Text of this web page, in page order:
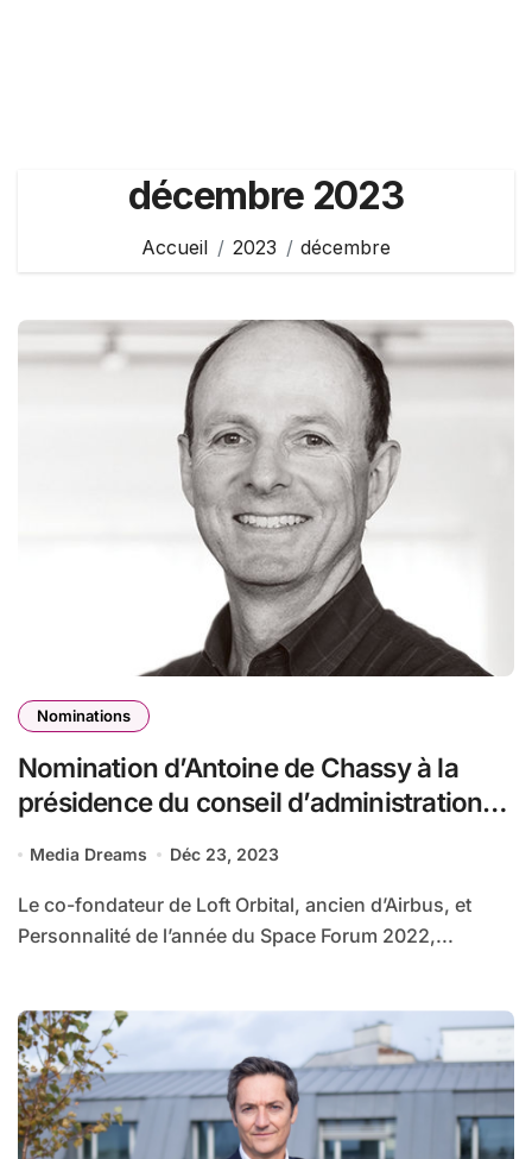
décembre 2023
Accueil 2023 décembre
Nominations
Nomination d’Antoine de Chassy à la
présidence du conseil d’administration
Media Dreams Déc 23, 2023
Le co-fondateur de Loft Orbital, ancien d’Airbus, et
Personnalité de l’année du Space Forum 2022,...